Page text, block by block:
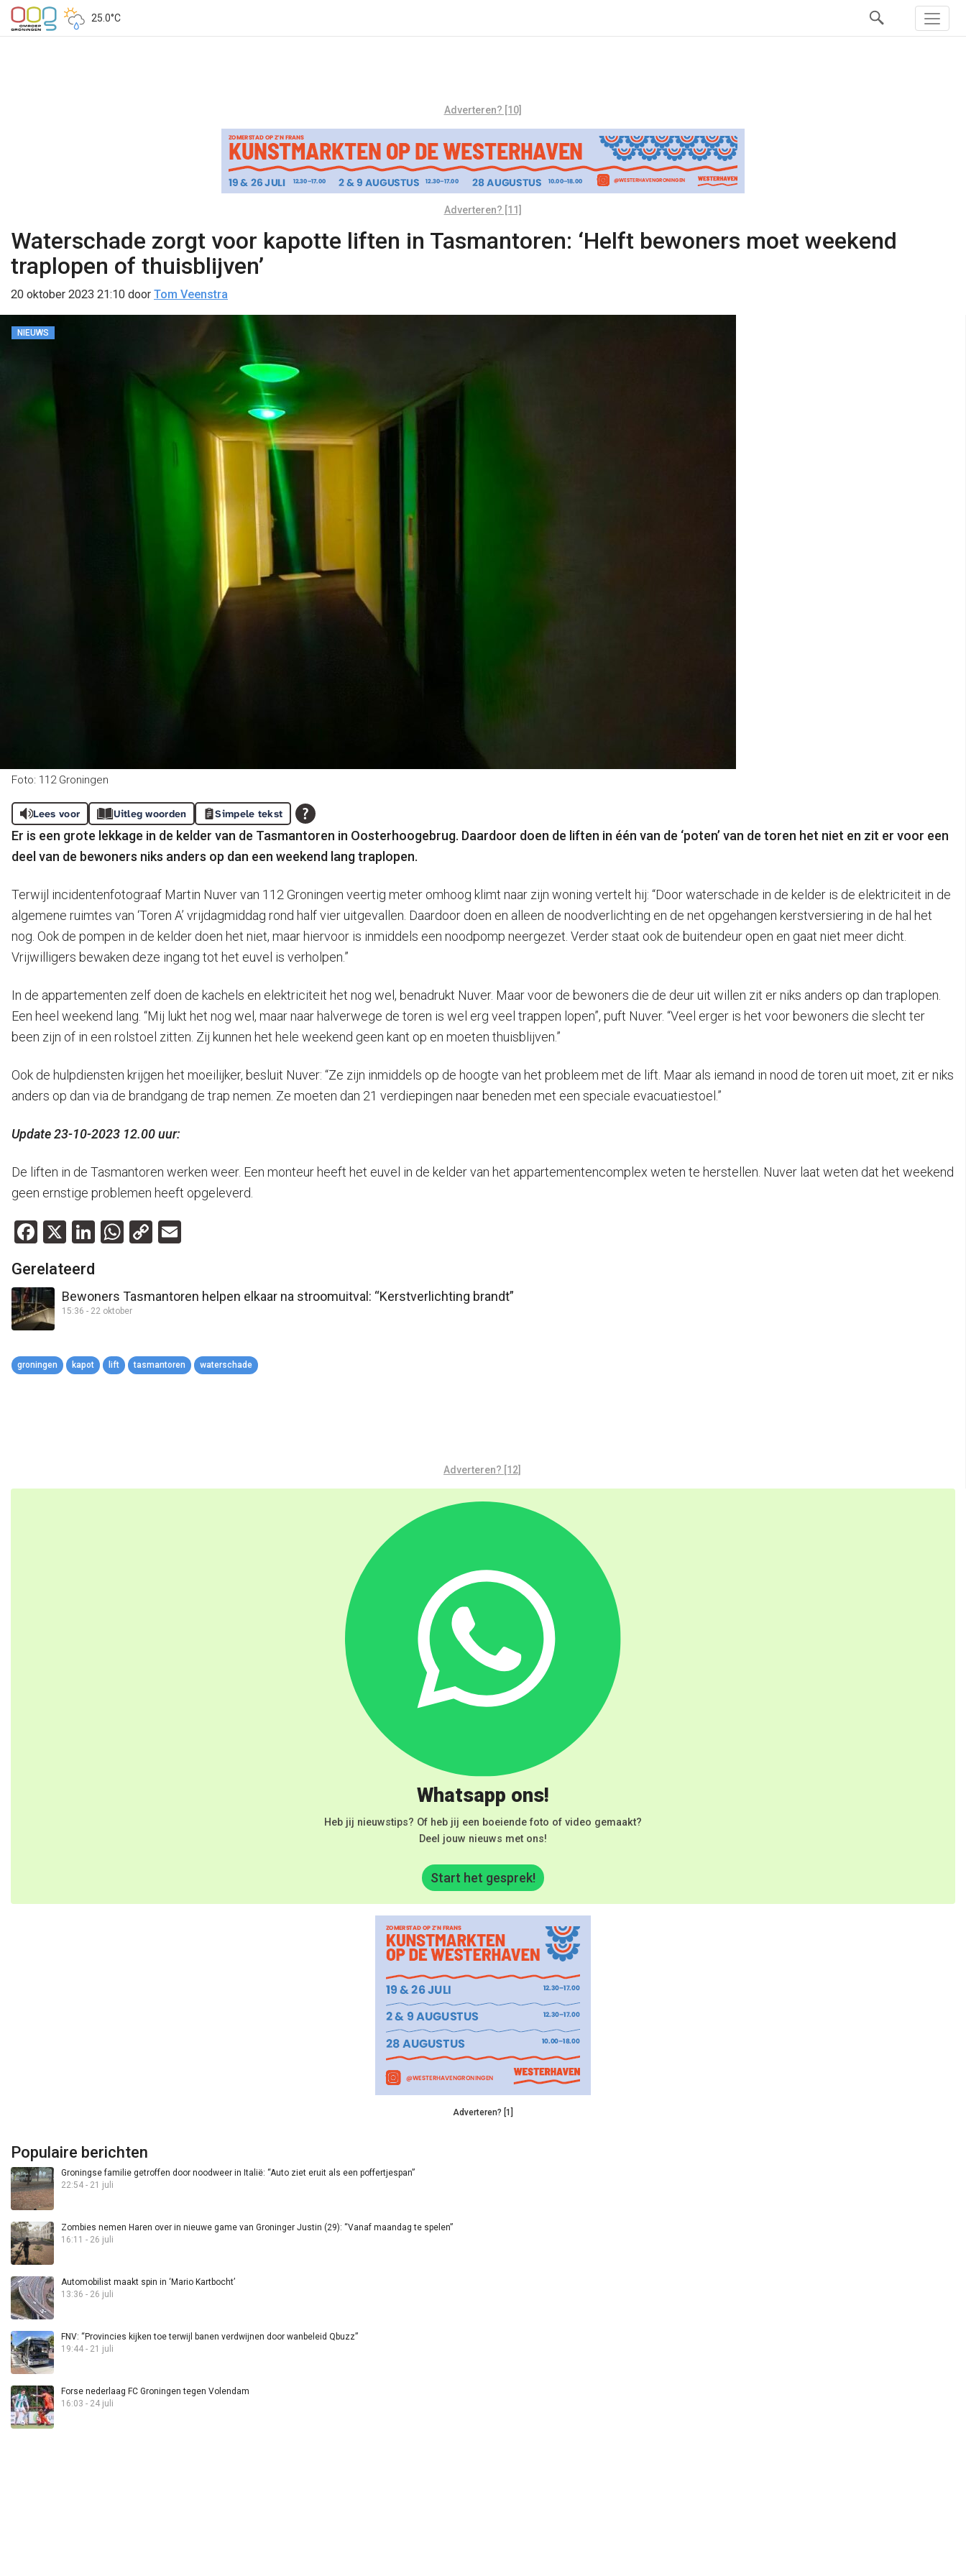
25.0°C
Adverteren? [10]
Adverteren? [11]
Waterschade zorgt voor kapotte liften in Tasmantoren: ‘Helft bewoners moet weekend
traplopen of thuisblijven’
20 oktober 2023 21:10 door Tom Veenstra
NIEUWS
Foto: 112 Groningen
Lees voor Uitleg woorden Simpele tekst
Er is een grote lekkage in de kelder van de Tasmantoren in Oosterhoogebrug. Daardoor doen de liften in één van de ‘poten’ van de toren het niet en zit er voor een
deel van de bewoners niks anders op dan een weekend lang traplopen.
Terwijl incidentenfotograaf Martin Nuver van 112 Groningen veertig meter omhoog klimt naar zijn woning vertelt hij: “Door waterschade in de kelder is de elektriciteit in de
algemene ruimtes van ‘Toren A’ vrijdagmiddag rond half vier uitgevallen. Daardoor doen en alleen de noodverlichting en de net opgehangen kerstversiering in de hal het
nog. Ook de pompen in de kelder doen het niet, maar hiervoor is inmiddels een noodpomp neergezet. Verder staat ook de buitendeur open en gaat niet meer dicht.
Vrijwilligers bewaken deze ingang tot het euvel is verholpen.”
In de appartementen zelf doen de kachels en elektriciteit het nog wel, benadrukt Nuver. Maar voor de bewoners die de deur uit willen zit er niks anders op dan traplopen.
Een heel weekend lang. “Mij lukt het nog wel, maar naar halverwege de toren is wel erg veel trappen lopen”, puft Nuver. “Veel erger is het voor bewoners die slecht ter
been zijn of in een rolstoel zitten. Zij kunnen het hele weekend geen kant op en moeten thuisblijven.”
Ook de hulpdiensten krijgen het moeilijker, besluit Nuver: “Ze zijn inmiddels op de hoogte van het probleem met de lift. Maar als iemand in nood de toren uit moet, zit er niks
anders op dan via de brandgang de trap nemen. Ze moeten dan 21 verdiepingen naar beneden met een speciale evacuatiestoel.”
Update 23-10-2023 12.00 uur:
De liften in de Tasmantoren werken weer. Een monteur heeft het euvel in de kelder van het appartementencomplex weten te herstellen. Nuver laat weten dat het weekend
geen ernstige problemen heeft opgeleverd.
Facebook
X LinkedIn
WhatsApp
Copy
Gerelateerd
Bewoners Tasmantoren helpen elkaar na stroomuitval: “Kerstverlichting brandt”
15:36 - 22 oktober
groningen kapot lift tasmantoren waterschade
Adverteren? [12]
Whatsapp ons!
Heb jij nieuwstips? Of heb jij een boeiende foto of video gemaakt?
Deel jouw nieuws met ons!
Start het gesprek!
Adverteren? [1]
Populaire berichten
Groningse familie getroffen door noodweer in Italië: “Auto ziet eruit als een poffertjespan”
22:54 - 21 juli
Zombies nemen Haren over in nieuwe game van Groninger Justin (29): “Vanaf maandag te spelen”
16:11 - 26 juli
Automobilist maakt spin in ‘Mario Kartbocht’
13:36 - 26 juli
FNV: “Provincies kijken toe terwijl banen verdwijnen door wanbeleid Qbuzz”
19:44 - 21 juli
Forse nederlaag FC Groningen tegen Volendam
16:03 - 24 juli